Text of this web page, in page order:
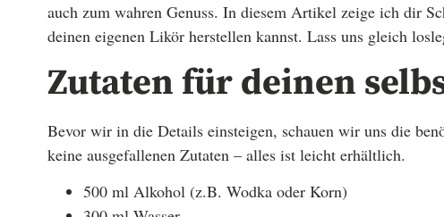
auch zum wahren Genuss. In diesem Artikel zeige ich dir
deinen eigenen Likör herstellen kannst. Lass uns gleich
Zutaten für deinen
Bevor wir in die Details einsteigen, schauen wir uns die
keine ausgefallenen Zutaten – alles ist leicht erhältlich.
500 ml Alkohol (z.B. Wodka oder Korn)